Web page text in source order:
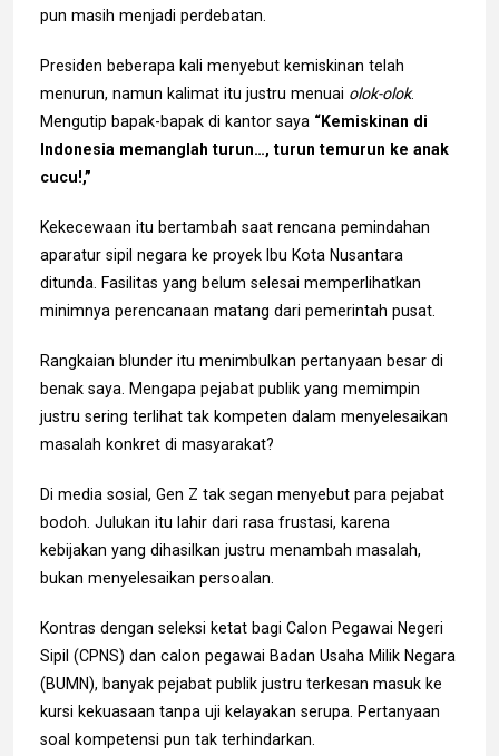
pun masih menjadi perdebatan.
Presiden beberapa kali menyebut kemiskinan telah
menurun, namun kalimat itu justru menuai olok-olok.
Mengutip bapak-bapak di kantor saya “Kemiskinan di
Indonesia memanglah turun…, turun temurun ke anak
cucu!,”
Kekecewaan itu bertambah saat rencana pemindahan
aparatur sipil negara ke proyek Ibu Kota Nusantara
ditunda. Fasilitas yang belum selesai memperlihatkan
minimnya perencanaan matang dari pemerintah pusat.
Rangkaian blunder itu menimbulkan pertanyaan besar di
benak saya. Mengapa pejabat publik yang memimpin
justru sering terlihat tak kompeten dalam menyelesaikan
masalah konkret di masyarakat?
Di media sosial, Gen Z tak segan menyebut para pejabat
bodoh. Julukan itu lahir dari rasa frustasi, karena
kebijakan yang dihasilkan justru menambah masalah,
bukan menyelesaikan persoalan.
Kontras dengan seleksi ketat bagi Calon Pegawai Negeri
Sipil (CPNS) dan calon pegawai Badan Usaha Milik Negara
(BUMN), banyak pejabat publik justru terkesan masuk ke
kursi kekuasaan tanpa uji kelayakan serupa. Pertanyaan
soal kompetensi pun tak terhindarkan.